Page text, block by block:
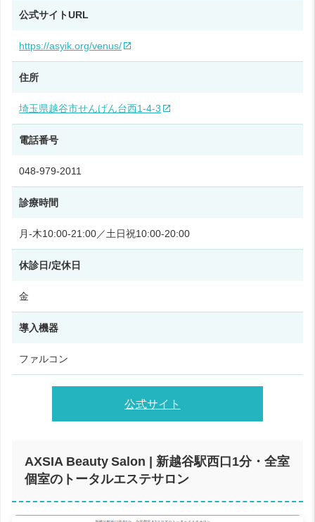
公式サイトURL
https://asyik.org/venus/
住所
埼玉県越谷市せんげん台西1‑4‑3
電話番号
048-979-2011
診療時間
月‑木10:00‑21:00／土日祝10:00‑20:00
休診日/定休日
金
導入機器
ファルコン
公式サイト
AXSIA Beauty Salon | 新越谷駅西口1分・全室
個室のトータルエステサロン